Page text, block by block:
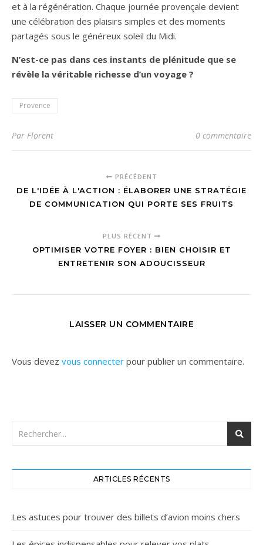
et à la régénération. Chaque journée provençale devient
une célébration des plaisirs simples et des moments
partagés sous le généreux soleil du Midi.
N’est-ce pas dans ces instants de plénitude que se
révèle la véritable richesse d’un voyage ?
Provence
Par Florent 0 commentaire
PRÉCÉDENT
DE L'IDÉE À L'ACTION : ÉLABORER UNE STRATÉGIE
DE COMMUNICATION QUI PORTE SES FRUITS
PLUS RÉCENT
OPTIMISER VOTRE FOYER : BIEN CHOISIR ET
ENTRETENIR SON ADOUCISSEUR
LAISSER UN COMMENTAIRE
Vous devez vous connecter pour publier un commentaire.
ARTICLES RÉCENTS
Les astuces pour trouver des billets d’avion moins chers